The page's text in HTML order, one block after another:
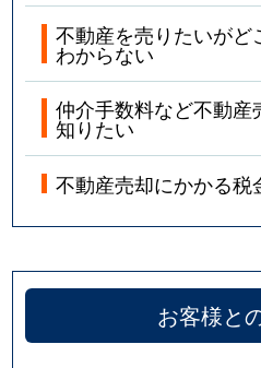
不動産を売りたいが
わからない
仲介手数料など不動
知りたい
不動産売却にかかる税
お客様と